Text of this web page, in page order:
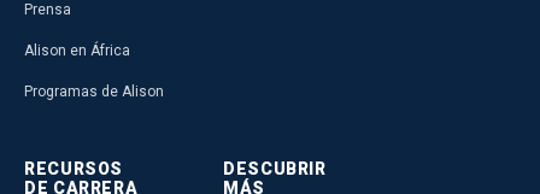
Prensa
Alison en África
Programas de Alison
RECURSOS
DE CARRERA
DESCUBRIR
MÁS